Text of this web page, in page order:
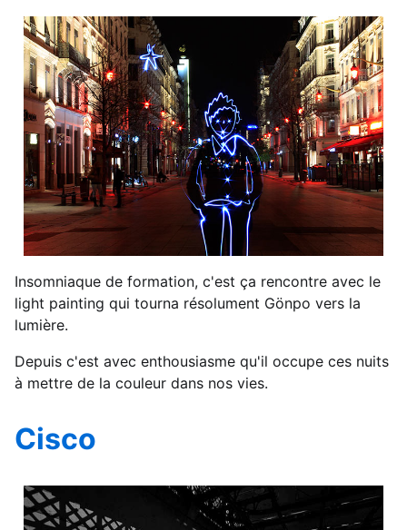
Insomniaque de formation, c'est ça rencontre avec le
light painting qui tourna résolument Gönpo vers la
lumière.
Depuis c'est avec enthousiasme qu'il occupe ces nuits
à mettre de la couleur dans nos vies.
Cisco